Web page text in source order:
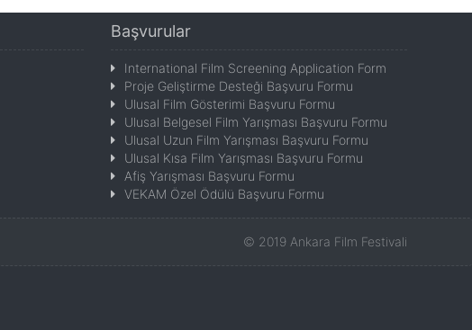
Başvurular
International Film Screening Application Form
Proje Geliştirme Desteği Başvuru Formu
Ulusal Film Gösterimi Başvuru Formu
Ulusal Belgesel Film Yarışması Başvuru Formu
Ulusal Uzun Film Yarışması Başvuru Formu
Ulusal Kısa Film Yarışması Başvuru Formu
Afiş Yarışması Başvuru Formu
VEKAM Özel Ödülü Başvuru Formu
© 2019 Ankara Film Festivali